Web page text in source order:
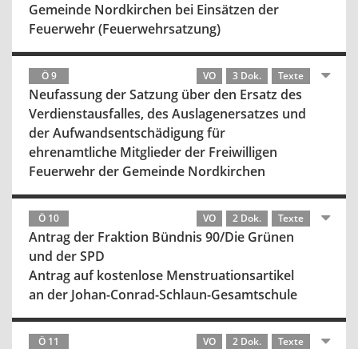
Gemeinde Nordkirchen bei Einsätzen der
Feuerwehr (Feuerwehrsatzung)
Ö 9 VO 3 Dok. Texte
Neufassung der Satzung über den Ersatz des
Verdienstausfalles, des Auslagenersatzes und
der Aufwandsentschädigung für
ehrenamtliche Mitglieder der Freiwilligen
Feuerwehr der Gemeinde Nordkirchen
Ö 10 VO 2 Dok. Texte
Antrag der Fraktion Bündnis 90/Die Grünen
und der SPD
Antrag auf kostenlose Menstruationsartikel
an der Johan-Conrad-Schlaun-Gesamtschule
Ö 11 VO 2 Dok. Texte